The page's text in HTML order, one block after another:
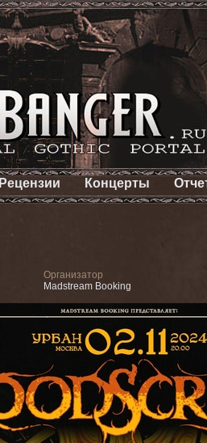
Рецензии Концерты
Организатор
Madstream Booking